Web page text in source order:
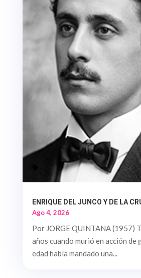
ENRIQUE DEL JUNCO Y DE LA
Ago 4, 2026
Por JORGE QUINTANA (1957)
años cuando murió en acción de
edad había mandado una...